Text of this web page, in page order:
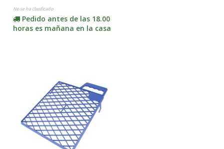
No se ha clasificado
Pedido antes de las 18.00
horas es mañana en la casa